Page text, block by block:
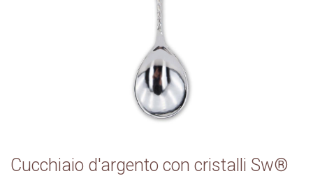
Cucchiaio d'argento con cristalli Sw®